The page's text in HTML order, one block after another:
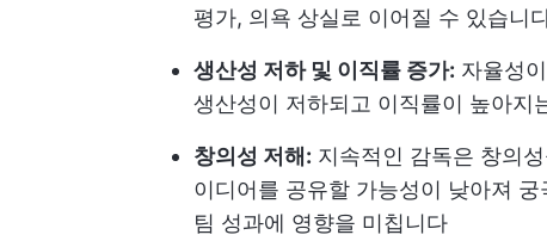
평가, 의욕 상실로 이어질 수 있습니
생산성 저하 및 이직률 증가: 자율성
생산성이 저하되고 이직률이 높아지
창의성 저해: 지속적인 감독은 창의
이디어를 공유할 가능성이 낮아져
팀 성과에 영향을 미칩니다